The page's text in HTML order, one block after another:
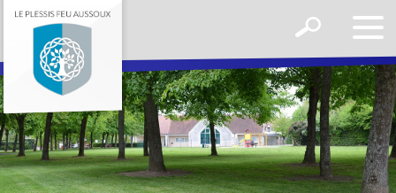
le
Afficher
formulaire
de
recherche